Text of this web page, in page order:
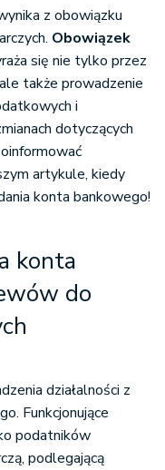
bankowego do
przez przedsiębiorcę
z obowiązku
Obowiązek
się nie tylko przez
także prowadzenie
i
dotyczących
artykule, kiedy
konta bankowego!
konta
do
działalności z
Funkcjonujące
podatników
podlegającą